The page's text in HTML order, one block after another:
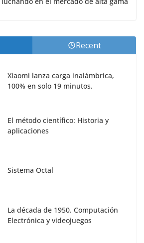
Recent
Xiaomi lanza carga inalámbrica,
100% en solo 19 minutos.
El método científico: Historia y
aplicaciones
Sistema Octal
La década de 1950. Computación
Electrónica y videojuegos